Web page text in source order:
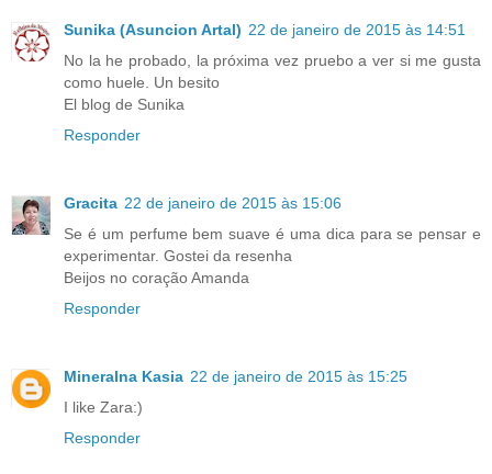
Sunika (Asuncion Artal) 22 de janeiro de 2015 às 14:51
No la he probado, la próxima vez pruebo a ver si me gusta
como huele. Un besito
El blog de Sunika
Responder
Gracita 22 de janeiro de 2015 às 15:06
Se é um perfume bem suave é uma dica para se pensar e
experimentar. Gostei da resenha
Beijos no coração Amanda
Responder
Mineralna Kasia 22 de janeiro de 2015 às 15:25
I like Zara:)
Responder